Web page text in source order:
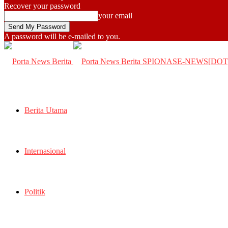
Recover your password
your email
A password will be e-mailed to you.
SPIONASE-
Berita Utama
Internasional
Politik